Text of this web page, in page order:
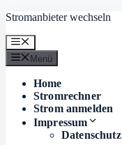
Zum
springen
Stromanbieter wechseln
Menü
Menü
Home
Stromrechner
Strom anmelden
Impressum
Datenschutz